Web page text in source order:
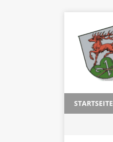
STARTSEITE
1:00
2:00
3:00